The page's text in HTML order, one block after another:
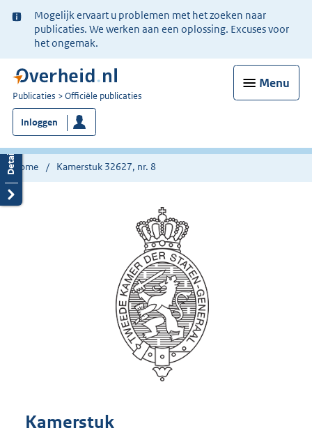
Ter
informatie:
Mogelijk ervaart u problemen met het zoeken naar
publicaties. We werken aan een oplossing. Excuses voor
het ongemak.
Menu
U
bent
nu
hier:
Publicaties Officiële publicaties
Inloggen
Home Kamerstuk 32627, nr. 8
Kamerstuk